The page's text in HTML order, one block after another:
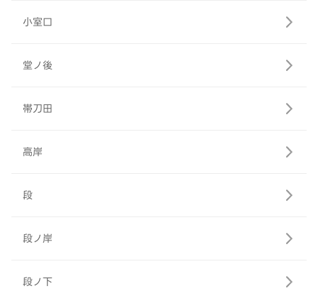
小室口
堂ノ後
帯刀田
高岸
段
段ノ岸
段ノ下